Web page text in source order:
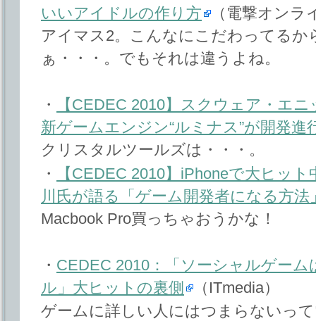
いいアイドルの作り方
（電撃オンラ
アイマス2。こんなにこだわってるか
ぁ・・・。でもそれは違うよね。
・
【CEDEC 2010】スクウェア・エ
新ゲームエンジン“ルミナス”が開発進
クリスタルツールズは・・・。
・
【CEDEC 2010】iPhoneで大ヒッ
川氏が語る「ゲーム開発者になる方法
Macbook Pro買っちゃおうかな！
・ CEDEC 2010：「ソーシャルゲー
ル」大ヒットの裏側
（ITmedia）
ゲームに詳しい人にはつまらないっ